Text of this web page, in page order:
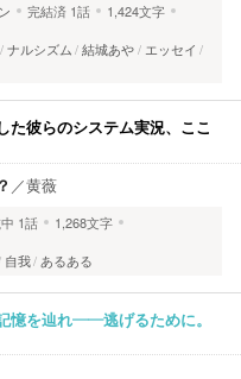
完結済 1話
1,424文字
ナルシズム 結城あや エッセイ
た彼らのシステム実況、ここ
／黄薇
1話
1,268文字
自我 あるある
憶を辿れ――逃げるために。